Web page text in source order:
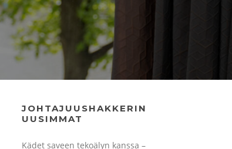
JOHTAJUUSHAKKERIN
UUSIMMAT
Kädet saveen tekoälyn kanssa –